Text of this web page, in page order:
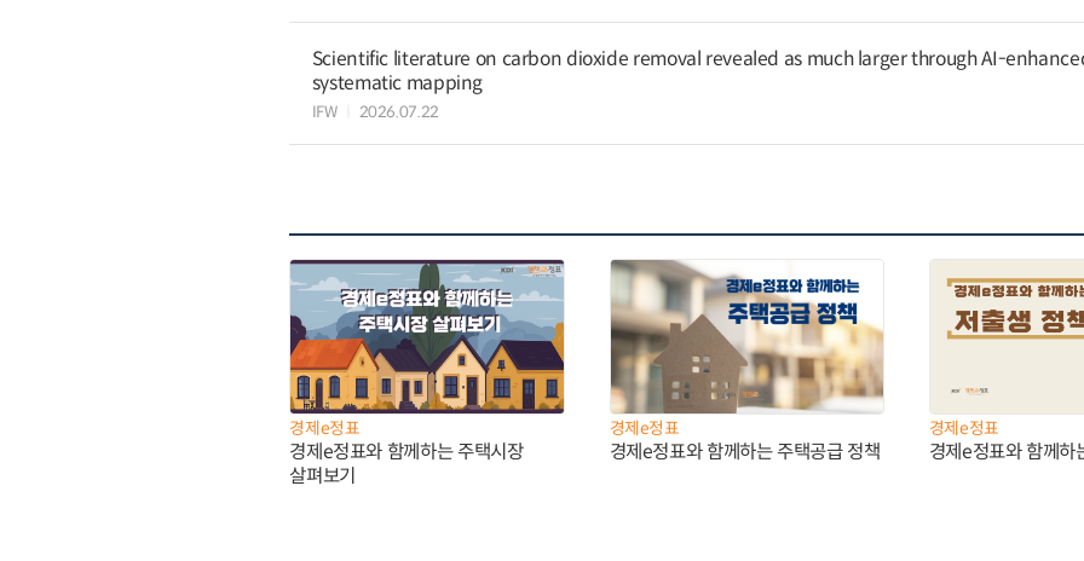
Scientific literature on carbon dioxide removal revealed as much larger through AI-
systematic mapping
IFW 2026.07.22
경제e정표
경제e정표와 함께하는 주택시장
살펴보기
경제e정표
경제e정표와 함께하는 주택공급 정책
경제e정표
경제e정표와 함께하